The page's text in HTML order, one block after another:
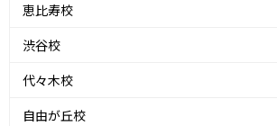
恵比寿校
渋谷校
代々木校
自由が丘校